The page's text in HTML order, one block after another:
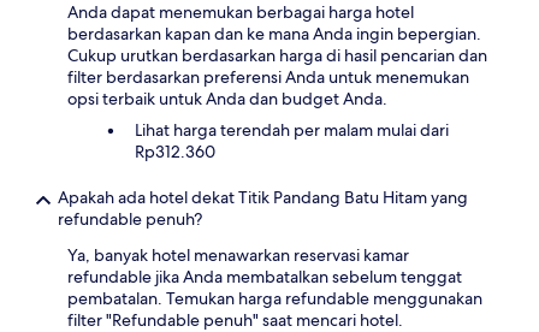
Anda dapat menemukan berbagai harga hotel
berdasarkan kapan dan ke mana Anda ingin bepergian.
Cukup urutkan berdasarkan harga di hasil pencarian dan
filter berdasarkan preferensi Anda untuk menemukan
opsi terbaik untuk Anda dan budget Anda.
Lihat harga terendah per malam mulai dari
Rp312.360
Apakah ada hotel dekat Titik Pandang Batu Hitam yang
refundable penuh?
Ya, banyak hotel menawarkan reservasi kamar
refundable jika Anda membatalkan sebelum tenggat
pembatalan. Temukan harga refundable menggunakan
filter "Refundable penuh" saat mencari hotel.